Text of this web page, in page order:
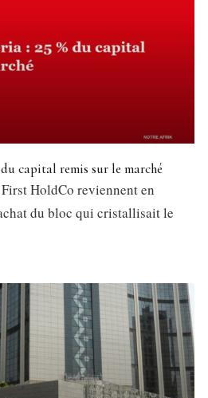
capital remis sur le marché
HoldCo reviennent en
du bloc qui cristallisait le